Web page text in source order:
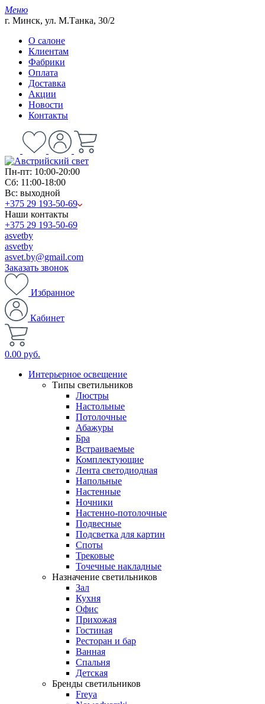
Меню
г. Минск, ул. М.Танка, 30/2
О салоне
Клиентам
Фабрики
Оплата
Доставка
Акции
Новости
Контакты
Пн-пт: 10:00-20:00
Сб: 11:00-18:00
Вс: выходной
+375 29 193-50-69
Наши контакты
+375 29 193-50-69
asvetby
asvetby
asvet.by@gmail.com
Заказать звонок
Избранное
Кабинет
0.00 руб.
Интерьерное освещение
Типы светильников
Люстры
Настольные
Потолочные
Абажуры
Бра
Встраиваемые
Комплектующие
Лента светодиодная
Напольные
Настенные
Ночники
Настенно-потолочные
Подвесные
Подсветка для картин
Споты
Трековые
Точечные накладные
Назначение светильников
Зал
Кухня
Офис
Прихожая
Гостиная
Ресторан и бар
Ванная
Спальня
Детская
Бренды светильников
Freya